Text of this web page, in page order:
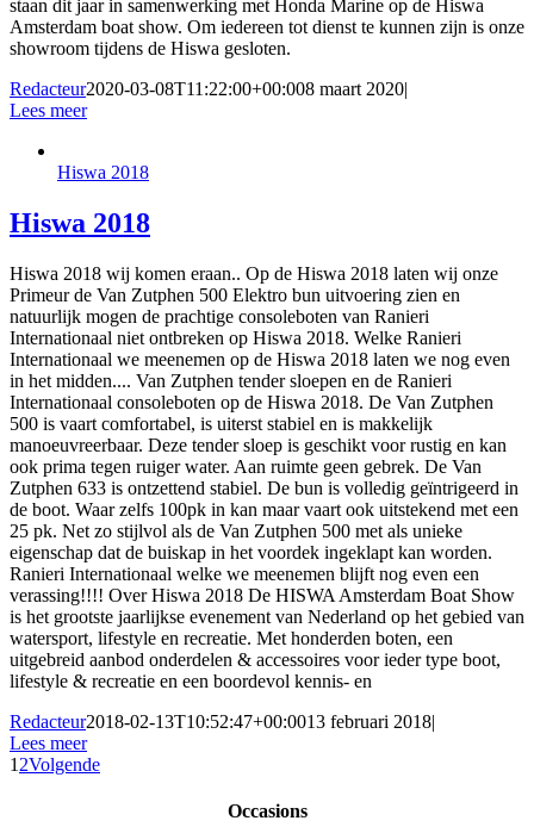
staan dit jaar in samenwerking met Honda Marine op de Hiswa
Amsterdam boat show. Om iedereen tot dienst te kunnen zijn is onze
showroom tijdens de Hiswa gesloten.
Redacteur2020-03-08T11:22:00+00:008 maart 2020|
Lees meer
Hiswa 2018
Hiswa 2018
Hiswa 2018 wij komen eraan.. Op de Hiswa 2018 laten wij onze
Primeur de Van Zutphen 500 Elektro bun uitvoering zien en
natuurlijk mogen de prachtige consoleboten van Ranieri
Internationaal niet ontbreken op Hiswa 2018. Welke Ranieri
Internationaal we meenemen op de Hiswa 2018 laten we nog even
in het midden.... Van Zutphen tender sloepen en de Ranieri
Internationaal consoleboten op de Hiswa 2018. De Van Zutphen
500 is vaart comfortabel, is uiterst stabiel en is makkelijk
manoeuvreerbaar. Deze tender sloep is geschikt voor rustig en kan
ook prima tegen ruiger water. Aan ruimte geen gebrek. De Van
Zutphen 633 is ontzettend stabiel. De bun is volledig geïntrigeerd in
de boot. Waar zelfs 100pk in kan maar vaart ook uitstekend met een
25 pk. Net zo stijlvol als de Van Zutphen 500 met als unieke
eigenschap dat de buiskap in het voordek ingeklapt kan worden.
Ranieri Internationaal welke we meenemen blijft nog even een
verassing!!!! Over Hiswa 2018 De HISWA Amsterdam Boat Show
is het grootste jaarlijkse evenement van Nederland op het gebied van
watersport, lifestyle en recreatie. Met honderden boten, een
uitgebreid aanbod onderdelen & accessoires voor ieder type boot,
lifestyle & recreatie en een boordevol kennis- en
Redacteur2018-02-13T10:52:47+00:0013 februari 2018|
Lees meer
1 2Volgende
Occasions